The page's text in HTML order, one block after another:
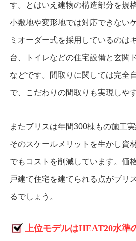
す。とはいえ建物の構造部分を規
小敷地や変形地では対応できない
ミオーダー式を採用しているのは
台、トイレなどの住宅設備と玄関
などです。間取りに関しては完全
で、こだわりの間取りも実現しや
またブリスは年間300棟もの施工
そのスケールメリットを生かし資
でもコストを削減しています。価
戸建て住宅を建てられる点がブリ
るでしょう。
上位モデルはHEAT20水準